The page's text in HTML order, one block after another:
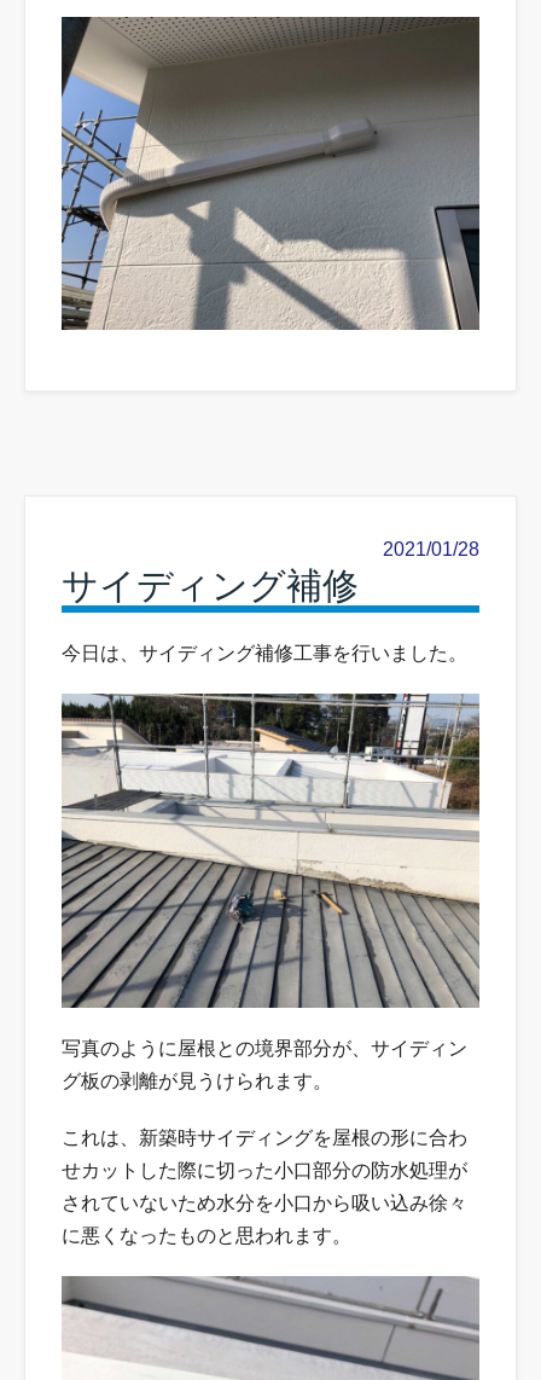
2021/01/28
サイディング補修
今日は、サイディング補修工事を行いました。
写真のように屋根との境界部分が、サイディン
グ板の剥離が見うけられます。
これは、新築時サイディングを屋根の形に合わ
せカットした際に切った小口部分の防水処理が
されていないため水分を小口から吸い込み徐々
に悪くなったものと思われます。